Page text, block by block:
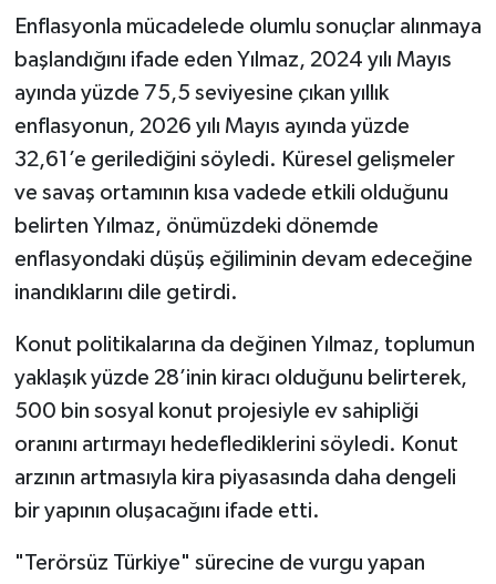
Enflasyonla mücadelede olumlu sonuçlar alınmaya
başlandığını ifade eden Yılmaz, 2024 yılı Mayıs
ayında yüzde 75,5 seviyesine çıkan yıllık
enflasyonun, 2026 yılı Mayıs ayında yüzde
32,61’e gerilediğini söyledi. Küresel gelişmeler
ve savaş ortamının kısa vadede etkili olduğunu
belirten Yılmaz, önümüzdeki dönemde
enflasyondaki düşüş eğiliminin devam edeceğine
inandıklarını dile getirdi.
Konut politikalarına da değinen Yılmaz, toplumun
yaklaşık yüzde 28’inin kiracı olduğunu belirterek,
500 bin sosyal konut projesiyle ev sahipliği
oranını artırmayı hedeflediklerini söyledi. Konut
arzının artmasıyla kira piyasasında daha dengeli
bir yapının oluşacağını ifade etti.
"Terörsüz Türkiye" sürecine de vurgu yapan